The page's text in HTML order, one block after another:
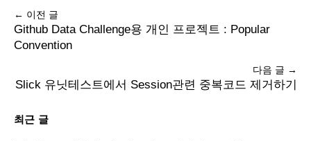
← 이전 글
Github Data Challenge용 개인 프로젝트 : Popular
Convention
다음 글 →
Slick 유닛테스트에서 Session관련 중복코드 제거하기
최근 글